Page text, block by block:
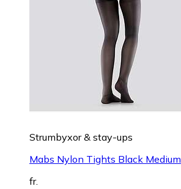
Strumbyxor & stay-ups
Mabs Nylon Tights Black Medium
fr.